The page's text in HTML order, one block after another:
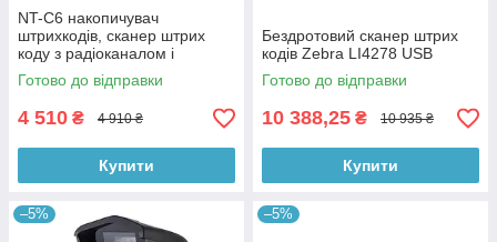
NT-C6 накопичувач
штрихкодів, сканер штрих
коду з радіоканалом і
пам'яттю
Готово до відправки
4 510 ₴ 4 910 ₴
Купити
Бездротовий сканер штрих
кодів Zebra LI4278 USB
Готово до відправки
10 388,25 ₴ 10 935 ₴
Купити
–5% –5%